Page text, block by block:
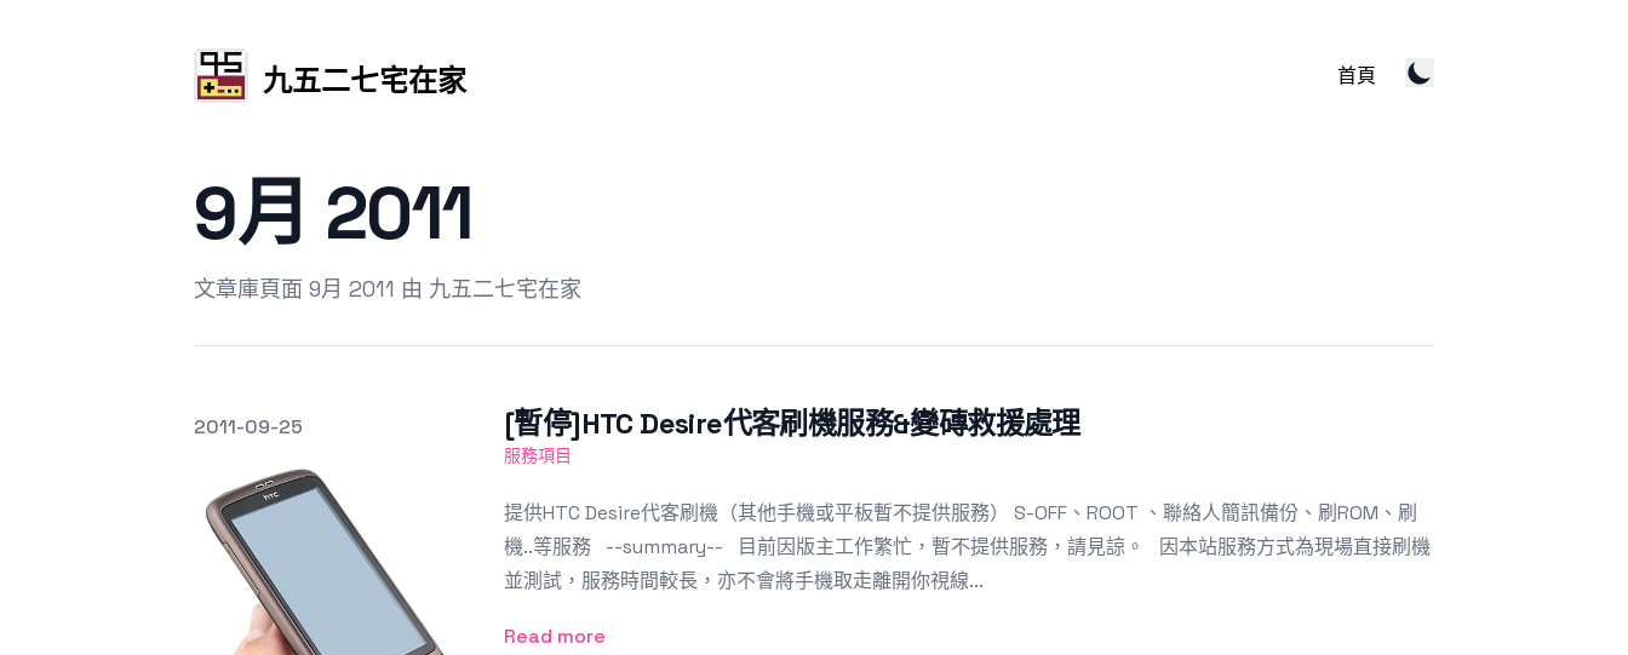
九五二七宅在家 首頁
9月 2011
文章庫頁面 9月 2011 由 九五二七宅在家
發文於
2011-09-25
[暫停]HTC Desire代客刷機服務&變磚救援處理
服務項目
提供HTC Desire代客刷機（其他手機或平板暫不提供服務） S-OFF、ROOT 、聯絡人簡訊備份、刷ROM、刷
機..等服務 --summary-- 目前因版主工作繁忙，暫不提供服務，請見諒。 因本站服務方式為現場直接刷機
並測試，服務時間較長，亦不會將手機取走離開你視線...
Read more